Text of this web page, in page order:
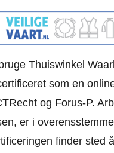
Thuiswinkel
som en
og Forus-P.
er i
finder sted